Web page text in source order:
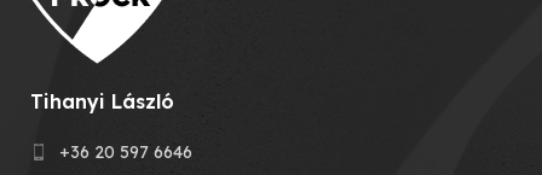
Tihanyi László
+36 20 597 6646